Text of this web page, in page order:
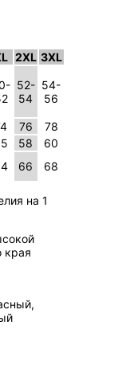
2XL 3XL
52-
54
54-
56
76
78
58
60
66 68
на 1
края